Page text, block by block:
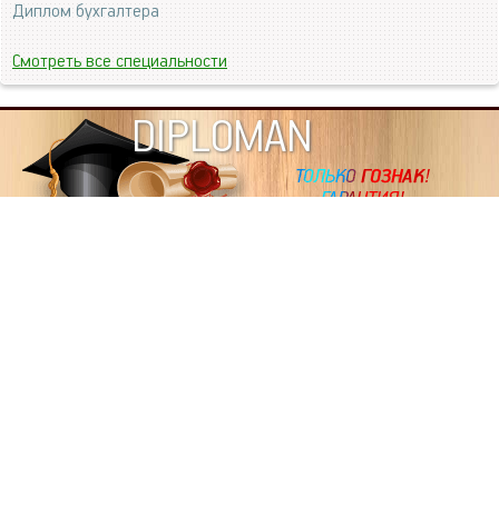
Диплом бухгалтера
Смотреть все специальности
DIPLOMAN